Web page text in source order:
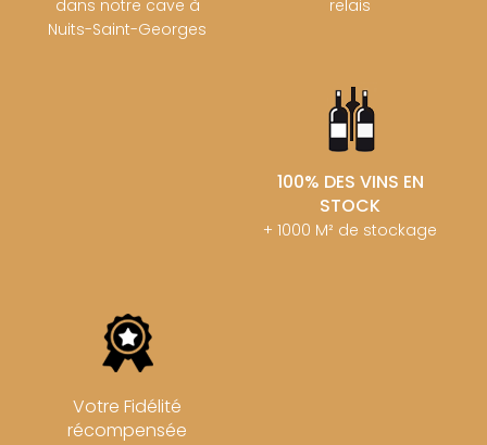
dans notre cave à
Nuits-Saint-Georges
relais
100% DES VINS EN
STOCK
+ 1000 M² de stockage
Votre Fidélité
récompensée